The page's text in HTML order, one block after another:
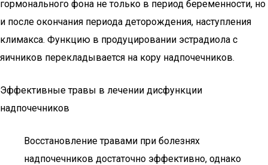
гормонального фона не только в период беременности, но
и после окончания периода деторождения, наступления
климакса. Функцию в продуцировании эстрадиола с
яичников перекладывается на кору надпочечников.
Эффективные травы в лечении дисфункции
надпочечников
Восстановление травами при болезнях
надпочечников достаточно эффективно, однако